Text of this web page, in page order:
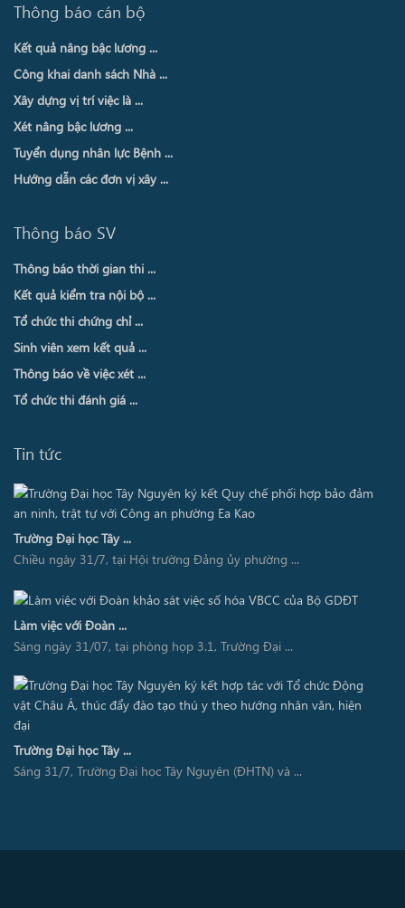
Thông báo cán bộ
Kết quả nâng bậc lương ...
Công khai danh sách Nhà ...
Xây dựng vị trí việc là ...
Xét nâng bậc lương ...
Tuyển dụng nhân lực Bệnh ...
Hướng dẫn các đơn vị xây ...
Thông báo SV
Thông báo thời gian thi ...
Kết quả kiểm tra nội bộ ...
Tổ chức thi chứng chỉ ...
Sinh viên xem kết quả ...
Thông báo về việc xét ...
Tổ chức thi đánh giá ...
Tin tức
Trường Đại học Tây ...
Chiều ngày 31/7, tại Hội trường Đảng ủy phường ...
Làm việc với Đoàn ...
Sáng ngày 31/07, tại phòng họp 3.1, Trường Đại ...
Trường Đại học Tây ...
Sáng 31/7, Trường Đại học Tây Nguyên (ĐHTN) và ...